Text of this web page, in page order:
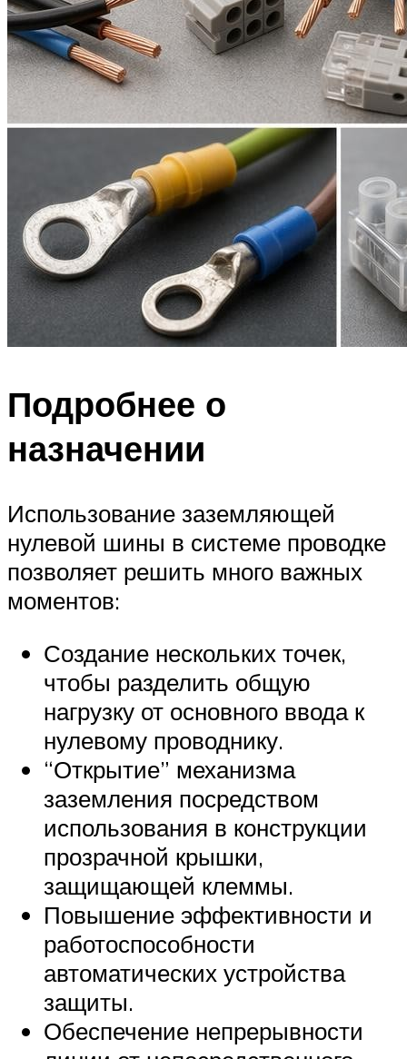
Подробнее о
назначении
Использование заземляющей
нулевой шины в системе проводке
позволяет решить много важных
моментов:
Создание нескольких точек,
чтобы разделить общую
нагрузку от основного ввода к
нулевому проводнику.
“Открытие” механизма
заземления посредством
использования в конструкции
прозрачной крышки,
защищающей клеммы.
Повышение эффективности и
работоспособности
автоматических устройства
защиты.
Обеспечение непрерывности